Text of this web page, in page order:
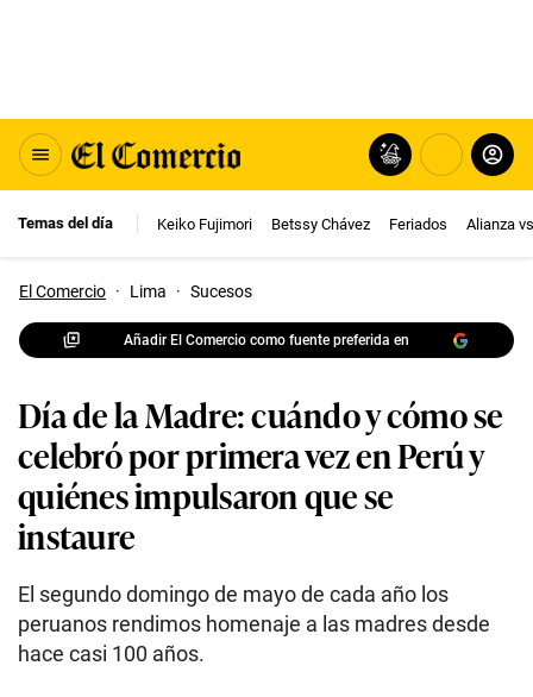
Temas del día Keiko Fujimori Betssy Chávez Feriados Alianza
El Comercio · Lima · Sucesos
Añadir El Comercio como fuente preferida en
Día de la Madre: cuándo y cómo se
celebró por primera vez en Perú y
quiénes impulsaron que se
instaure
El segundo domingo de mayo de cada año los
peruanos rendimos homenaje a las madres desde
hace casi 100 años.